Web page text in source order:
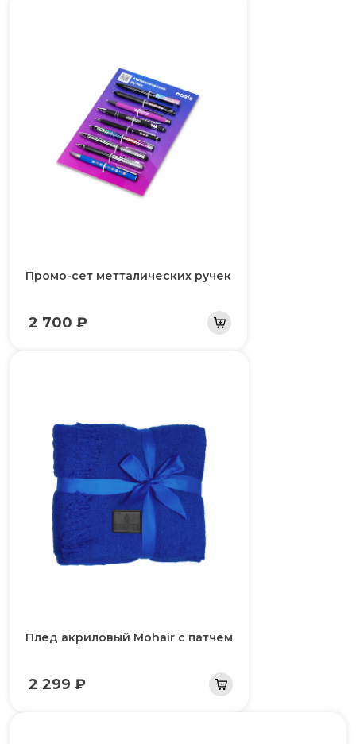
Промо-сет метталических ручек
2 700 ₽
Плед акриловый Mohair с патчем
2 299 ₽